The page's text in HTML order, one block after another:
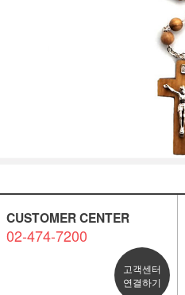
CUSTOMER CENTER
02-474-7200
고객센터
연결하기